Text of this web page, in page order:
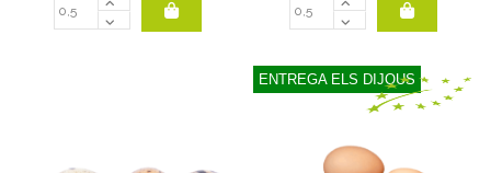
ENTREGA ELS DIJOUS